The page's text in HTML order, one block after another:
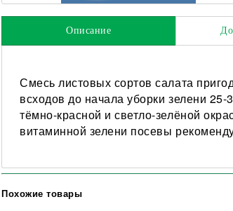
Описание
Смесь листовых сортов салата
всходов до начала уборки зелени
тёмно-красной и светло-зелёной
витаминной зелени посевы
Похожие товары